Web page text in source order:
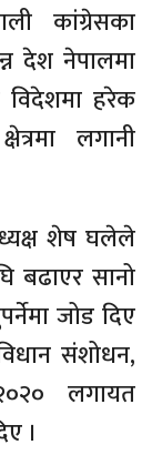
कांग्रेसका
देश नेपालमा
हरेक
लगानी
शेष घलेले
बढाएर सानो
जोड दिए
संशोधन,
लगायत
।